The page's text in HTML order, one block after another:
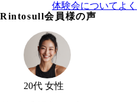
体験会についてよ
Rintosull会員様の声
20代 女性